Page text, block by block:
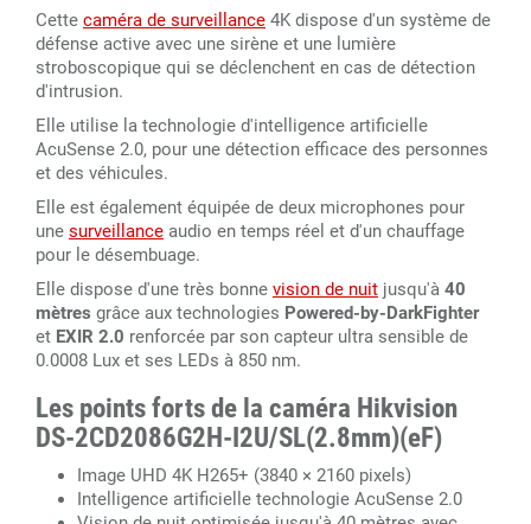
Cette caméra de surveillance 4K dispose d'un système de
défense active avec une sirène et une lumière
stroboscopique qui se déclenchent en cas de détection
d'intrusion.
Elle utilise la technologie d'intelligence artificielle
AcuSense 2.0, pour une détection efficace des personnes
et des véhicules.
Elle est également équipée de deux microphones pour
une surveillance audio en temps réel et d'un chauffage
pour le désembuage.
Elle dispose d'une très bonne vision de nuit jusqu'à 40
mètres grâce aux technologies Powered-by-DarkFighter
et EXIR 2.0 renforcée par son capteur ultra sensible de
0.0008 Lux et ses LEDs à 850 nm.
Les points forts de la caméra Hikvision
DS-2CD2086G2H-I2U/SL(2.8mm)(eF)
Image UHD 4K H265+ (3840 × 2160 pixels)
Intelligence artificielle technologie AcuSense 2.0